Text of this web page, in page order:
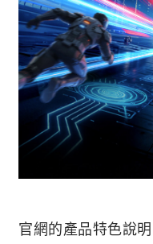
官網的產品特色說